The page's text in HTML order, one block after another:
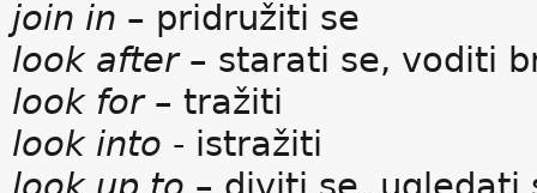
join in – pridružiti se
look after– starati se, voditi
look for– tražiti
look into - istražiti